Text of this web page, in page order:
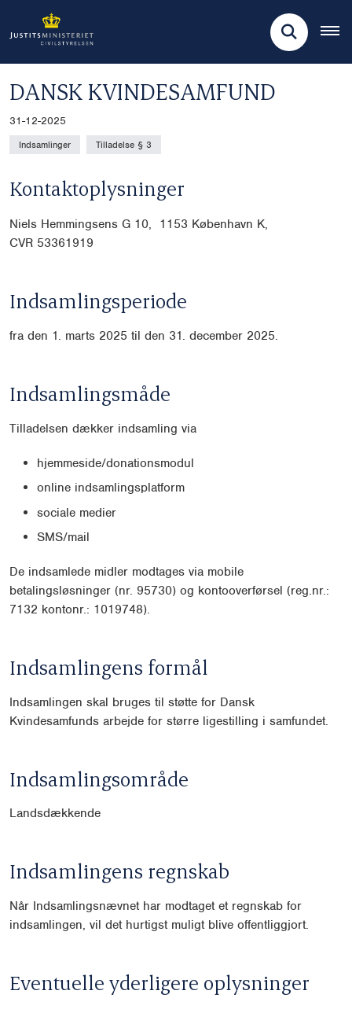
DANSK KVINDESAMFUND
31-12-2025
Indsamlinger Tilladelse § 3
Kontaktoplysninger
Niels Hemmingsens G 10, 1153 København K,
CVR 53361919
Indsamlingsperiode
fra den 1. marts 2025 til den 31. december 2025.
Indsamlingsmåde
Tilladelsen dækker indsamling via
hjemmeside/donationsmodul
online indsamlingsplatform
sociale medier
SMS/mail
De indsamlede midler modtages via mobile
betalingsløsninger (nr. 95730) og kontooverførsel (reg.nr.:
7132 kontonr.: 1019748).
Indsamlingens formål
Indsamlingen skal bruges til støtte for Dansk
Kvindesamfunds arbejde for større ligestilling i samfundet.
Indsamlingsområde
Landsdækkende
Indsamlingens regnskab
Når Indsamlingsnævnet har modtaget et regnskab for
indsamlingen, vil det hurtigst muligt blive offentliggjort.
Eventuelle yderligere oplysninger